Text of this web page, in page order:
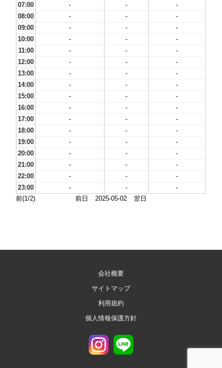
07:00
- -
-
08:00
- -
-
09:00
- -
-
10:00
- -
-
11:00
- -
-
12:00
- -
-
13:00
- -
-
14:00
- -
-
15:00
- -
-
16:00
- -
-
17:00
- -
-
18:00
- -
-
19:00
- -
-
20:00
- -
-
21:00
- -
-
22:00
- -
-
23:00
- -
-
前(1/2)
前日 2025-05-02 翌日
会社概要
サイトマップ
利用規約
個人情報保護方針